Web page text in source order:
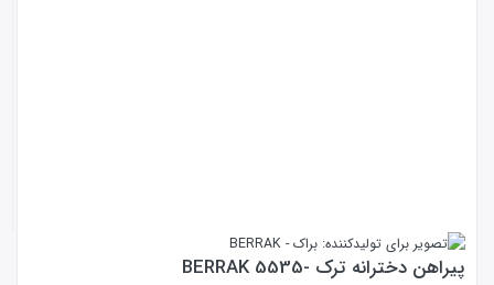
پیراهن دخترانه ترک -5535 BERRAK